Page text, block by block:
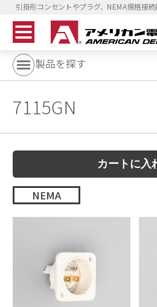
引掛形コンセントやプラグ、NEMA規格接
製品を探す
7115GN
NEMA